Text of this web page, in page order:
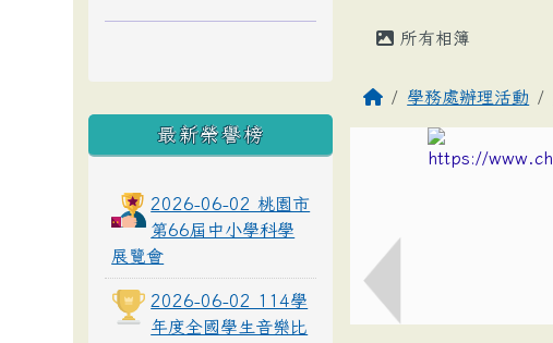
所有相簿
學務處辦理活動
最新榮譽榜
2026-06-02 桃園市
第66屆中小學科學
展覽會
2026-06-02 114學
年度全國學生音樂比